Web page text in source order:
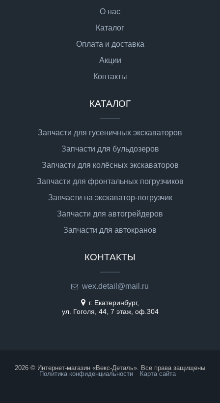
О нас
Каталог
Оплата и доставка
Акции
Контакты
КАТАЛОГ
Запчасти для гусеничных экскаваторов
Запчасти для бульдозеров
Запчасти для колёсных экскаваторов
Запчасти для фронтальных погрузчиков
Запчасти на экскаватор-погрузчик
Запчасти для автогрейдеров
Запчасти для автокранов
КОНТАКТЫ
wex.detail@mail.ru
г. Екатеринбург,
ул. Гоголя, 44, 7 этаж, оф.304
2026 © Интернет-магазин «Векс-Деталь». Все права защищены
Политика конфиденциальности
Карта сайта